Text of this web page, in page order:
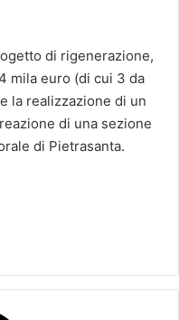
di rigenerazione,
mila euro (di cui 3 da
la realizzazione di un
di una sezione
di Pietrasanta.